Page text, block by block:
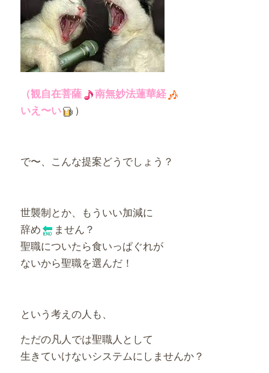
（観自在菩薩
南無妙法蓮華経
いえ〜い
）
で〜、こんな提案どうでしょう？
世襲制とか、もういい加減に
辞め
ません？
聖職についたら食いっぱぐれが
ないから聖職を選んだ！
という考えの人も、
ただの凡人では聖職人として
生きていけないシステムにしませんか？